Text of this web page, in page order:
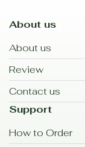
About us
About us
Review
Contact us
Support
How to Order